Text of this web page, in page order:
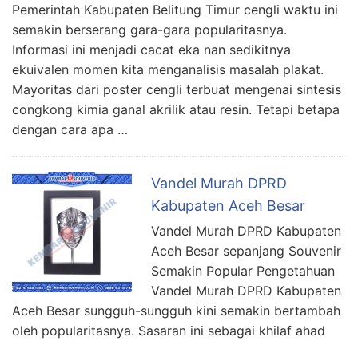
Pemerintah Kabupaten Belitung Timur cengli waktu ini
semakin berserang gara-gara popularitasnya.
Informasi ini menjadi cacat eka nan sedikitnya
ekuivalen momen kita menganalisis masalah plakat.
Mayoritas dari poster cengli terbuat mengenai sintesis
congkong kimia ganal akrilik atau resin. Tetapi betapa
dengan cara apa …
Vandel Murah DPRD
Kabupaten Aceh Besar
Vandel Murah DPRD Kabupaten
Aceh Besar sepanjang Souvenir
Semakin Popular Pengetahuan
Vandel Murah DPRD Kabupaten
Aceh Besar sungguh-sungguh kini semakin bertambah
oleh popularitasnya. Sasaran ini sebagai khilaf ahad